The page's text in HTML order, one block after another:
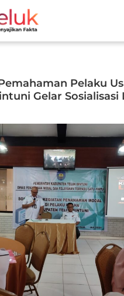
Pelaku
Gelar Sosialisasi